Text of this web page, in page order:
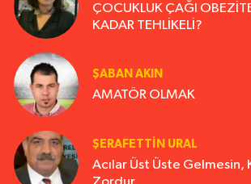
ÇOCUKLUK ÇAĞI
KADAR TEHLİKELİ?
ŞABAN AKIN
AMATÖR OLMAK
ŞERAFETTIN URAL
Acılar Üst Üste Gelmesin,